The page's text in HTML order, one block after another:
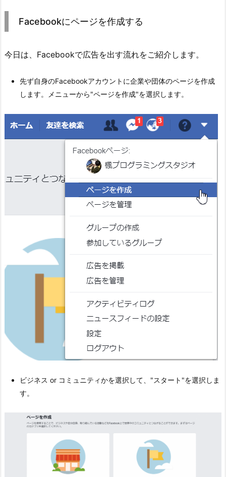
Facebookにページを作成する
今日は、Facebookで広告を出す流れをご紹介します。
先ず自身のFacebookアカウントに企業や団体のページを作成
します。メニューから"ページを作成"を選択します。
ビジネス or コミュニティかを選択して、"スタート"を選択しま
す。